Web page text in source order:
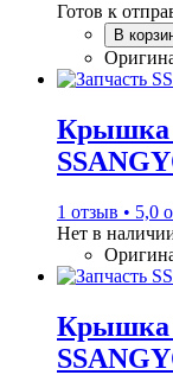
Готов к
В
Крышка
1 отзыв • 5,0
Нет в
Крышка